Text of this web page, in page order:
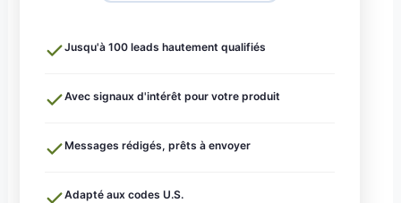
Jusqu'à 100 leads hautement qualifiés
Avec signaux d'intérêt pour votre produit
Messages rédigés, prêts à envoyer
Adapté aux codes U.S.